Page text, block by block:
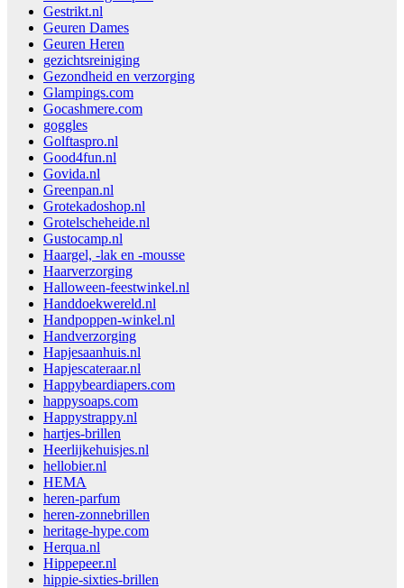
Gestrikt.nl
Geuren Dames
Geuren Heren
gezichtsreiniging
Gezondheid en verzorging
Glampings.com
Gocashmere.com
goggles
Golftaspro.nl
Good4fun.nl
Govida.nl
Greenpan.nl
Grotekadoshop.nl
Grotelscheheide.nl
Gustocamp.nl
Haargel, -lak en -mousse
Haarverzorging
Halloween-feestwinkel.nl
Handdoekwereld.nl
Handpoppen-winkel.nl
Handverzorging
Hapjesaanhuis.nl
Hapjescateraar.nl
Happybeardiapers.com
happysoaps.com
Happystrappy.nl
hartjes-brillen
Heerlijkehuisjes.nl
hellobier.nl
HEMA
heren-parfum
heren-zonnebrillen
heritage-hype.com
Herqua.nl
Hippepeer.nl
hippie-sixties-brillen